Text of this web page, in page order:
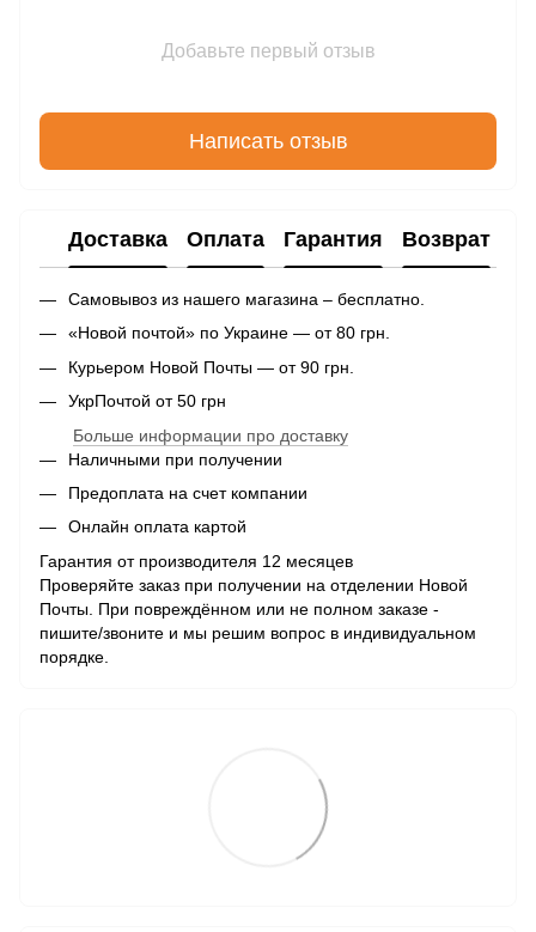
Добавьте первый отзыв
Написать отзыв
Доставка Оплата Гарантия Возврат
Самовывоз из нашего магазина – бесплатно.
«Новой почтой» по Украине — от 80 грн.
Курьером Новой Почты — от 90 грн.
УкрПочтой от 50 грн
Больше информации про доставку
Наличными при получении
Предоплата на счет компании
Онлайн оплата картой
Гарантия от производителя 12 месяцев
Проверяйте заказ при получении на отделении Новой
Почты. При повреждённом или не полном заказе -
пишите/звоните и мы решим вопрос в индивидуальном
порядке.